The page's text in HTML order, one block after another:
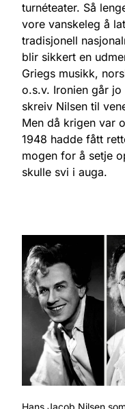
turnéteater. Så
vore vanskeleg å
tradisjonell
blir sikkert en
Griegs musikk,
o.s.v. Ironien går
skreiv Nilsen til
Men då krigen var
1948 hadde fått
mogen for å setje
skulle svi i auga.
Hans Jacob Nilsen